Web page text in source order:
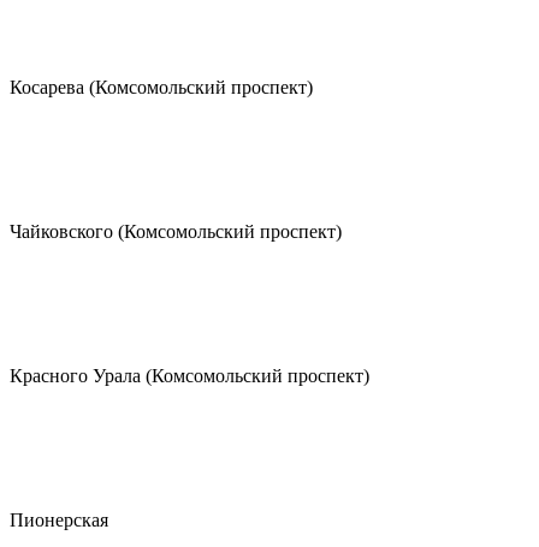
Косарева (Комсомольский проспект)
Чайковского (Комсомольский проспект)
Красного Урала (Комсомольский проспект)
Пионерская